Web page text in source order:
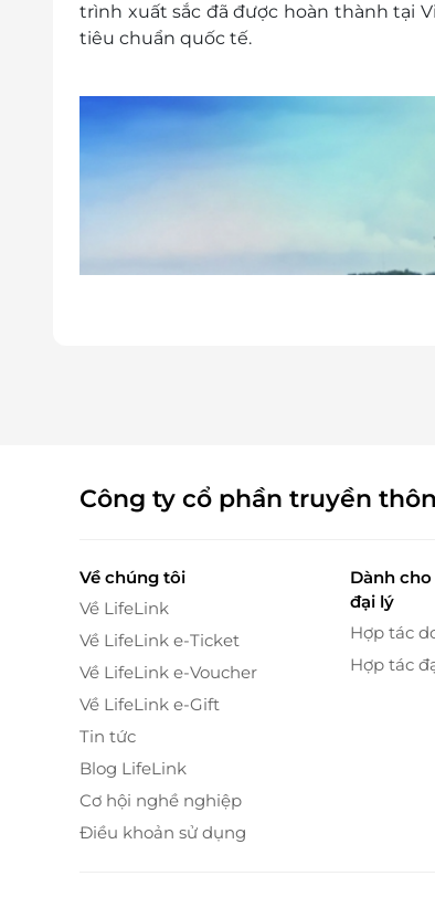
trình xuất sắc đã được hoàn thành tại
tiêu chuẩn quốc tế.
Sân gôn Twin Doves tự tin sẽ mang
những trang thiết bị cũng như những
Công ty cổ phần truyền
Về chúng tôi
Về LifeLink
Về LifeLink e-Ticket
Về LifeLink e-Voucher
Về LifeLink e-Gift
Tin tức
Blog LifeLink
Cơ hội nghề nghiệp
Điều khoản sử dụng
Dành
đại lý
Hợp tác
Hợp tác